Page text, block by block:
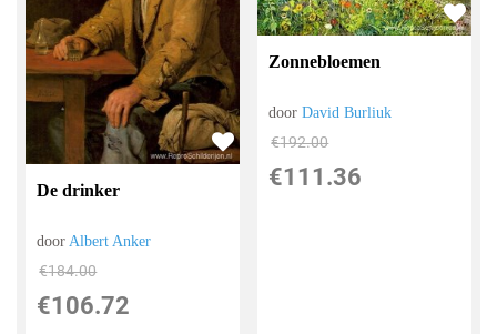
De drinker
door Albert Anker
€184.00
€106.72
Zonnebloemen
doorDavid Burliuk
€192.00
€111.36